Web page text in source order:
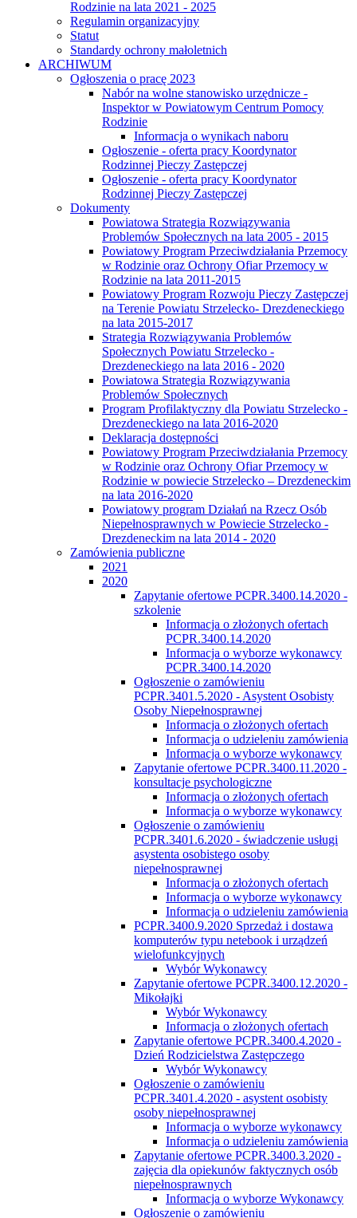
Rodzinie na lata 2021 - 2025
Regulamin organizacyjny
Statut
Standardy ochrony małoletnich
ARCHIWUM
Ogłoszenia o pracę 2023
Nabór na wolne stanowisko urzędnicze -
Inspektor w Powiatowym Centrum Pomocy
Rodzinie
Informacja o wynikach naboru
Ogłoszenie - oferta pracy Koordynator
Rodzinnej Pieczy Zastępczej
Ogłoszenie - oferta pracy Koordynator
Rodzinnej Pieczy Zastępczej
Dokumenty
Powiatowa Strategia Rozwiązywania
Problemów Społecznych na lata 2005 - 2015
Powiatowy Program Przeciwdziałania Przemocy
w Rodzinie oraz Ochrony Ofiar Przemocy w
Rodzinie na lata 2011-2015
Powiatowy Program Rozwoju Pieczy Zastępczej
na Terenie Powiatu Strzelecko- Drezdeneckiego
na lata 2015-2017
Strategia Rozwiązywania Problemów
Społecznych Powiatu Strzelecko -
Drezdeneckiego na lata 2016 - 2020
Powiatowa Strategia Rozwiązywania
Problemów Społecznych
Program Profilaktyczny dla Powiatu Strzelecko -
Drezdeneckiego na lata 2016-2020
Deklaracja dostępności
Powiatowy Program Przeciwdziałania Przemocy
w Rodzinie oraz Ochrony Ofiar Przemocy w
Rodzinie w powiecie Strzelecko – Drezdeneckim
na lata 2016-2020
Powiatowy program Działań na Rzecz Osób
Niepełnosprawnych w Powiecie Strzelecko -
Drezdeneckim na lata 2014 - 2020
Zamówienia publiczne
2021
2020
Zapytanie ofertowe PCPR.3400.14.2020 -
szkolenie
Informacja o złożonych ofertach
PCPR.3400.14.2020
Informacja o wyborze wykonawcy
PCPR.3400.14.2020
Ogłoszenie o zamówieniu
PCPR.3401.5.2020 - Asystent Osobisty
Osoby Niepełnosprawnej
Informacja o złożonych ofertach
Informacja o udzieleniu zamówienia
Informacja o wyborze wykonawcy
Zapytanie ofertowe PCPR.3400.11.2020 -
konsultacje psychologiczne
Informacja o złożonych ofertach
Informacja o wyborze wykonawcy
Ogłoszenie o zamówieniu
PCPR.3401.6.2020 - świadczenie usługi
asystenta osobistego osoby
niepełnosprawnej
Informacja o złożonych ofertach
Informacja o wyborze wykonawcy
Informacja o udzieleniu zamówienia
PCPR.3400.9.2020 Sprzedaż i dostawa
komputerów typu netebook i urządzeń
wielofunkcyjnych
Wybór Wykonawcy
Zapytanie ofertowe PCPR.3400.12.2020 -
Mikołajki
Wybór Wykonawcy
Informacja o złożonych ofertach
Zapytanie ofertowe PCPR.3400.4.2020 -
Dzień Rodzicielstwa Zastępczego
Wybór Wykonawcy
Ogłoszenie o zamówieniu
PCPR.3401.4.2020 - asystent osobisty
osoby niepełnosprawnej
Informacja o wyborze wykonawcy
Informacja o udzieleniu zamówienia
Zapytanie ofertowe PCPR.3400.3.2020 -
zajęcia dla opiekunów faktycznych osób
niepełnosprawnych
Informacja o wyborze Wykonawcy
Ogłoszenie o zamówieniu